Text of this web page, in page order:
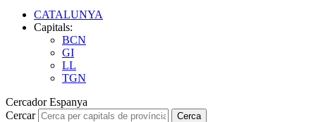
CATALUNYA
Capitals:
BCN
GI
LL
TGN
Cercador Espanya
Cercar
Cerca